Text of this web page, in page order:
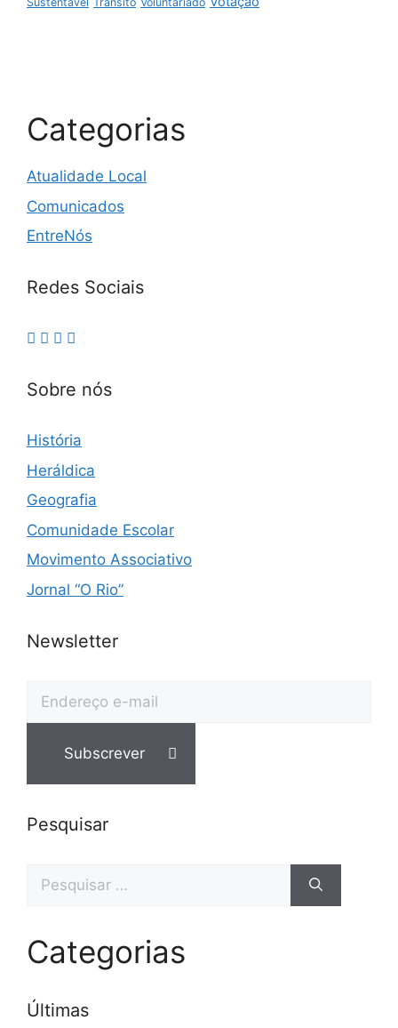
Categorias
Atualidade Local
Comunicados
EntreNós
Redes Sociais
Sobre nós
História
Heráldica
Geografia
Comunidade Escolar
Movimento Associativo
Jornal “O Rio”
Newsletter
Pesquisar
por:
Categorias
Últimas